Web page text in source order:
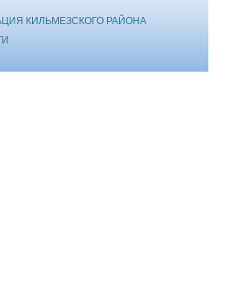
КИЛЬМЕЗСКОГО РАЙОНА